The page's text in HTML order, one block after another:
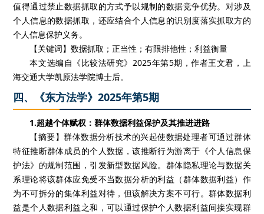
值得通过禁止数据抓取的方式予以规制的数据竞争优势。对涉及
个人信息的数据抓取，还应结合个人信息的识别度落实抓取方的
个人信息保护义务。
【关键词】数据抓取；正当性；有限排他性；利益衡量
本文选编自《比较法研究》2025年第5期，作者王文君，上
海交通大学凯原法学院博士后。
四、《东方法学》2025年第5期
1.超越个体赋权：群体数据利益保护及其推进进路
【摘要】群体数据分析技术的兴起使数据处理者可通过群体
特征推断群体成员的个人数据，该推断行为游离于《个人信息保
护法》的规制范围，引发新型数据风险。群体隐私理论与数据关
系理论将该群体应免受不当数据分析的利益（群体数据利益）作
为不可拆分的集体利益对待，但该解决方案不可行。群体数据利
益是个人数据利益之和，可以通过保护个人数据利益间接实现群